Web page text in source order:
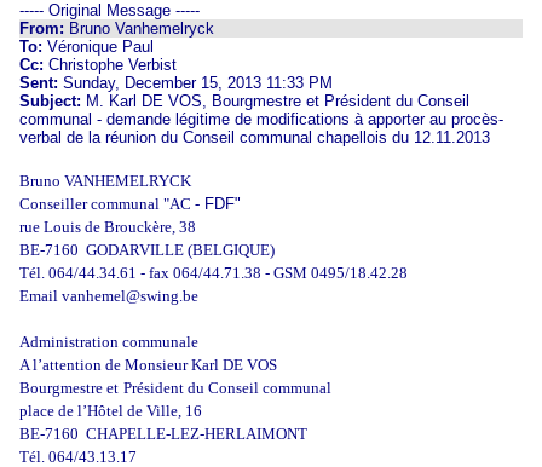
----- Original Message -----
From: Bruno Vanhemelryck
To: Véronique Paul
Cc: Christophe Verbist
Sent: Sunday, December 15, 2013 11:33 PM
Subject: M. Karl DE VOS, Bourgmestre et Président du Conseil
communal - demande légitime de modifications à apporter au procès-
verbal de la réunion du Conseil communal chapellois du 12.11.2013
Bruno VANHEMELRYCK
Conseiller communal "AC - FDF"
rue Louis de Brouckère, 38
BE-7160 GODARVILLE (BELGIQUE)
Tél. 064/44.34.61 - fax 064/44.71.38 - GSM 0495/18.42.28
Email vanhemel@swing.be
Administration communale
A l’attention de Monsieur Karl DE VOS
Bourgmestre et Président du Conseil communal
place de l’Hôtel de Ville, 16
BE‑7160 CHAPELLE‑LEZ‑HERLAIMONT
Tél. 064/43.13.17